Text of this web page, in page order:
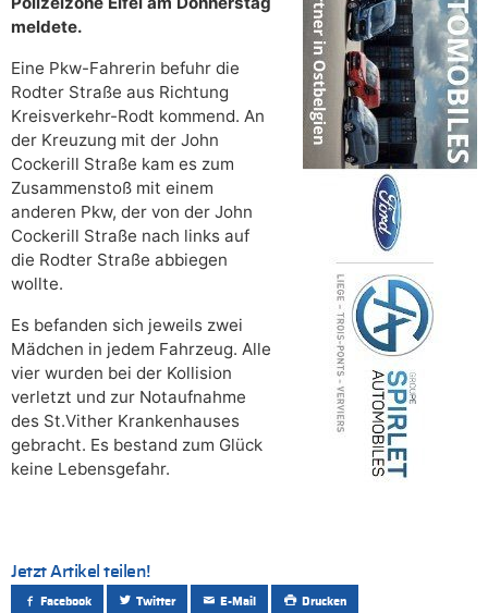
meldete.
Eine Pkw-Fahrerin befuhr die
Rodter Straße aus Richtung
Kreisverkehr-Rodt kommend. An
der Kreuzung mit der John
Cockerill Straße kam es zum
Zusammenstoß mit einem
anderen Pkw, der von der John
Cockerill Straße nach links auf
die Rodter Straße abbiegen
wollte.
Es befanden sich jeweils zwei
Mädchen in jedem Fahrzeug. Alle
vier wurden bei der Kollision
verletzt und zur Notaufnahme
des St.Vither Krankenhauses
gebracht. Es bestand zum Glück
keine Lebensgefahr.
Jetzt Artikel teilen!
Facebook Twitter E-Mail Drucken